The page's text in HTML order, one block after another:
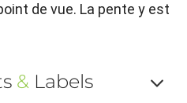
de vue. La pente y est
&Labels